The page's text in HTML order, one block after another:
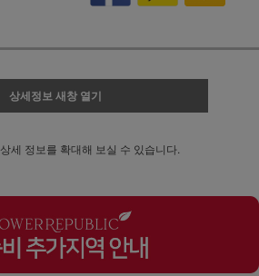
상세정보 새창 열기
상세 정보를 확대해 보실 수 있습니다.